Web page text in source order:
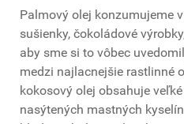
Palmový olej konzumujeme
sušienky, čokoládové
aby sme si to vôbec
medzi najlacnejšie rastlinné
kokosový olej obsahuje
nasýtených mastných